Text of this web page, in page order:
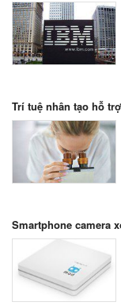
Trí tuệ nhân tạo hỗ
Smartphone camera